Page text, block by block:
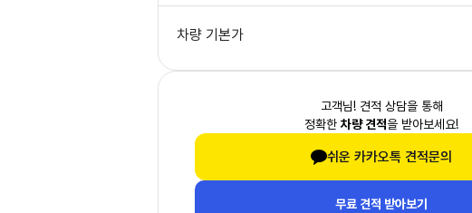
차량 기본가
고객님! 견적 상담을 통해
정확한 차량 견적을 받아보세요!
카카오톡 견적문의
무료 견적 받아보기